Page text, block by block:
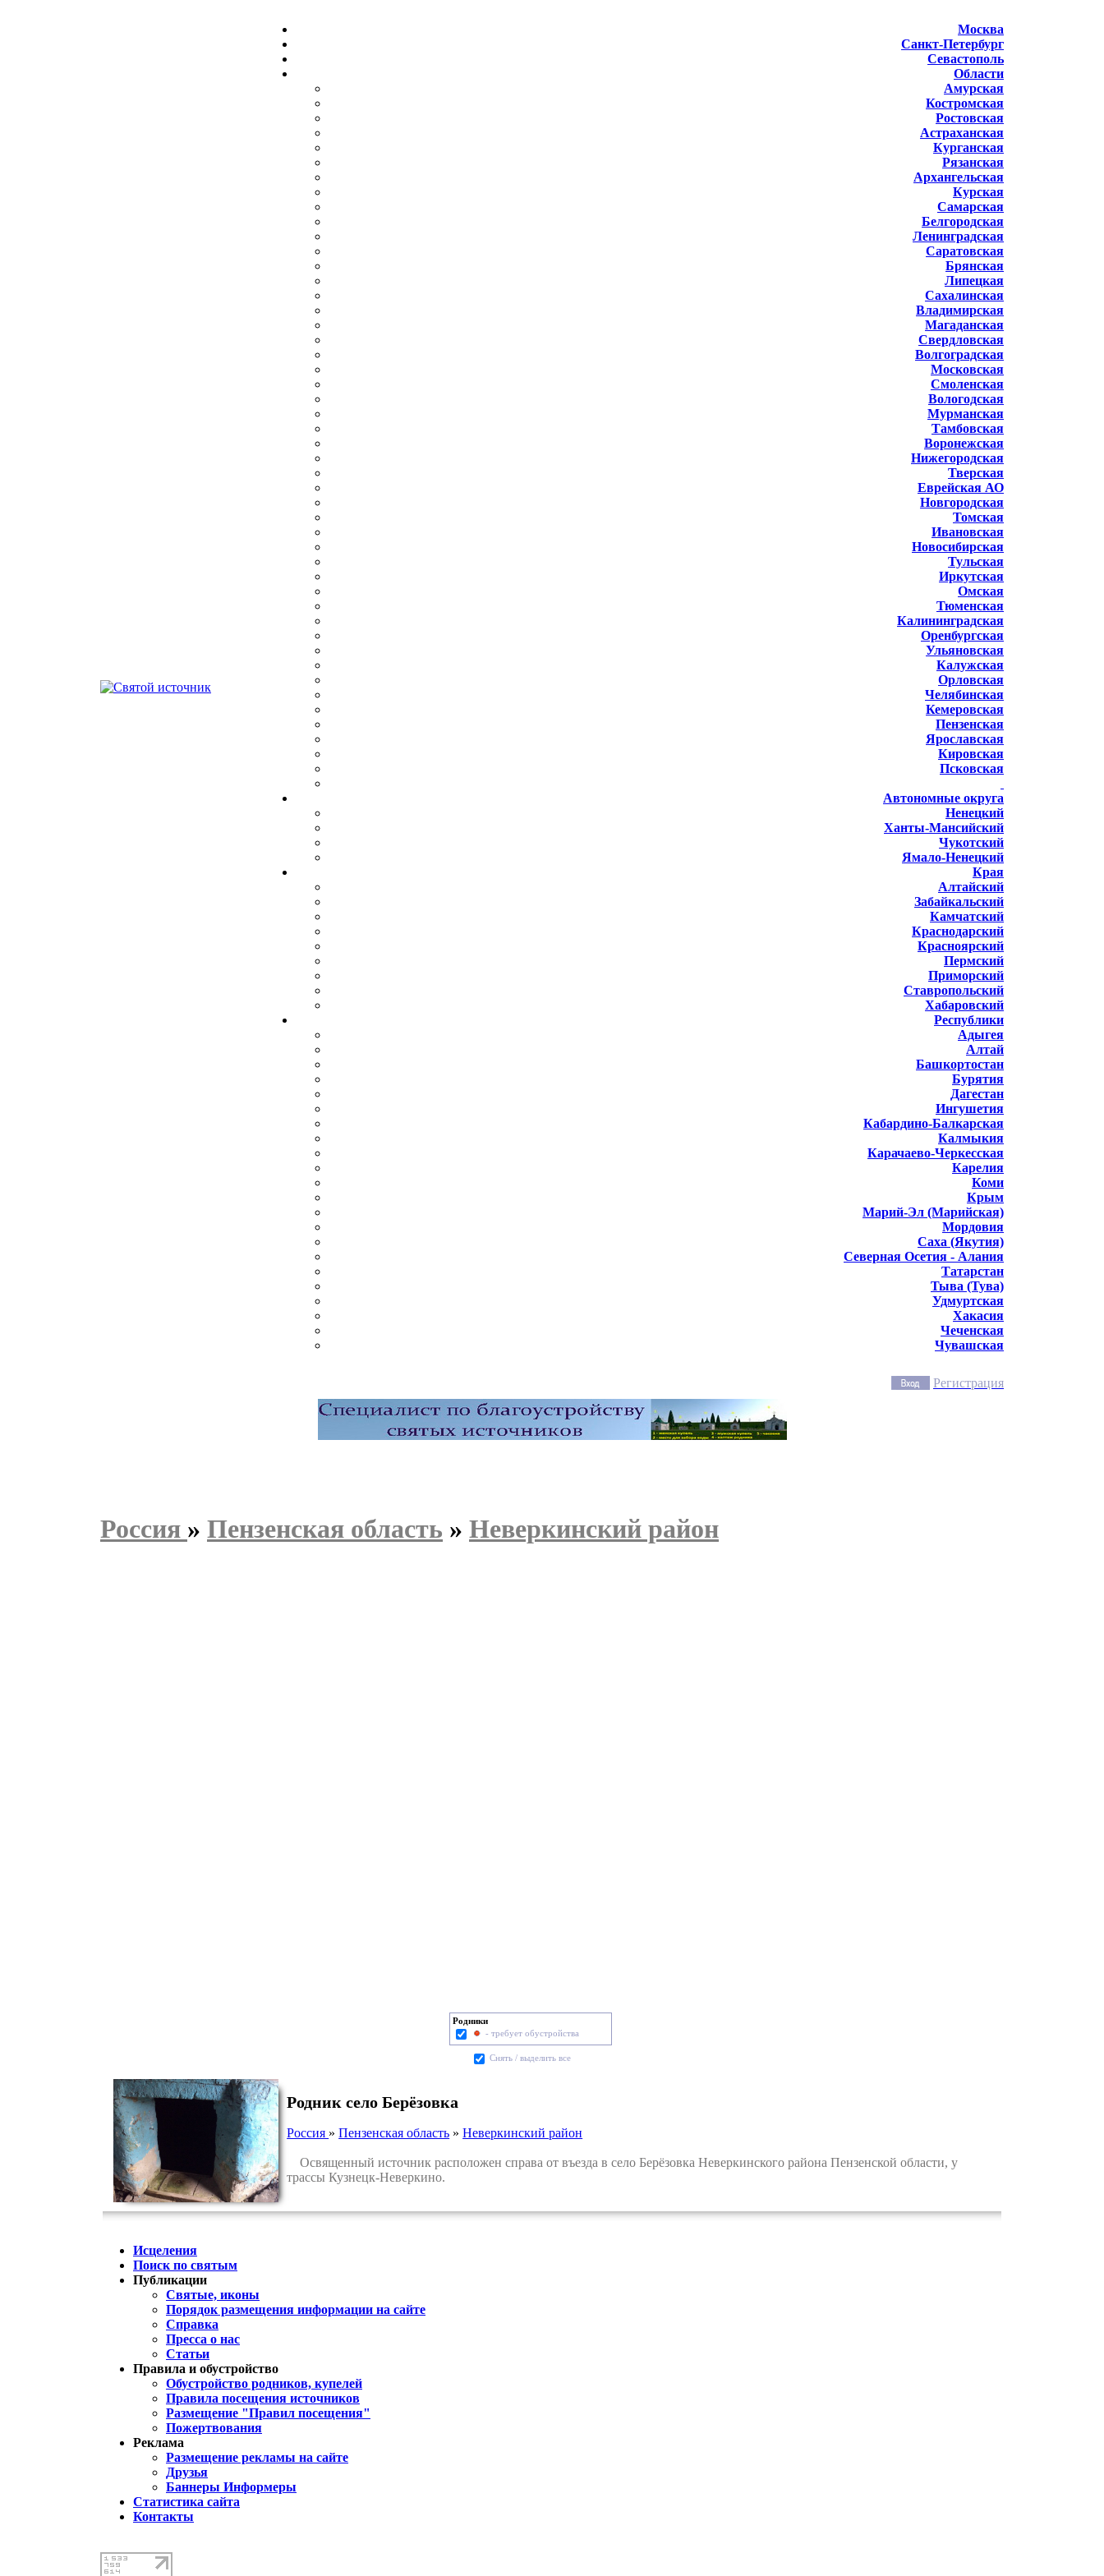
Москва
Санкт-Петербург
Севастополь
Области
Амурская
Костромская
Ростовская
Астраханская
Курганская
Рязанская
Архангельская
Курская
Самарская
Белгородская
Ленинградская
Саратовская
Брянская
Липецкая
Сахалинская
Владимирская
Магаданская
Свердловская
Волгоградская
Московская
Смоленская
Вологодская
Мурманская
Тамбовская
Воронежская
Нижегородская
Тверская
Еврейская АО
Новгородская
Томская
Ивановская
Новосибирская
Тульская
Иркутская
Омская
Тюменская
Калининградская
Оренбургская
Ульяновская
Калужская
Орловская
Челябинская
Кемеровская
Пензенская
Ярославская
Кировская
Псковская
Автономные округа
Ненецкий
Ханты-Мансийский
Чукотский
Ямало-Ненецкий
Края
Алтайский
Забайкальский
Камчатский
Краснодарский
Красноярский
Пермский
Приморский
Ставропольский
Хабаровский
Республики
Адыгея
Алтай
Башкортостан
Бурятия
Дагестан
Ингушетия
Кабардино-Балкарская
Калмыкия
Карачаево-Черкесская
Карелия
Коми
Крым
Марий-Эл (Марийская)
Мордовия
Саха (Якутия)
Северная Осетия - Алания
Татарстан
Тыва (Тува)
Удмуртская
Хакасия
Чеченская
Чувашская
Регистрация
Россия » Пензенская область » Неверкинский район
Родники
- требует обустройства
Cнять / выделить все
Родник село Берёзовка
Россия »Пензенская область »Неверкинский район
Освященный источник расположен справа от въезда в село Берёзовка Неверкинского района Пензенской области, у
трассы Кузнецк-Неверкино.
Исцеления
Поиск по святым
Публикации
Святые, иконы
Порядок размещения информации на сайте
Справка
Пресса о нас
Статьи
Правила и обустройство
Обустройство родников, купелей
Правила посещения источников
Размещение "Правил посещения"
Пожертвования
Реклама
Размещение рекламы на сайте
Друзья
Баннеры Информеры
Статистика сайта
Контакты